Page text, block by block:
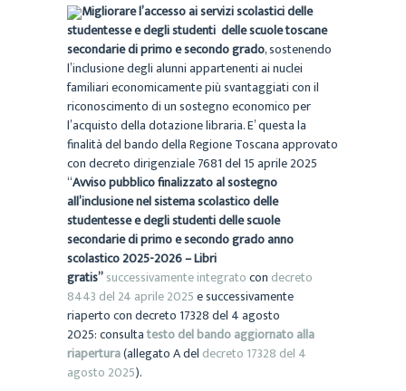
Migliorare l’accesso ai servizi scolastici delle
studentesse e degli studenti delle scuole toscane
secondarie di primo e secondo grado, sostenendo
l’inclusione degli alunni appartenenti ai nuclei
familiari economicamente più svantaggiati con il
riconoscimento di un sostegno economico per
l’acquisto della dotazione libraria. E’ questa la
finalità del bando della Regione Toscana approvato
con decreto dirigenziale 7681 del 15 aprile 2025
“Avviso pubblico finalizzato al sostegno
all’inclusione nel sistema scolastico delle
studentesse e degli studenti delle scuole
secondarie di primo e secondo grado anno
scolastico 2025-2026 – Libri
gratis”successivamente integratocon decreto
8443 del 24 aprile 2025e successivamente
riaperto con decreto 17328 del 4 agosto
2025: consultatestodel bando aggiornato alla
riapertura(allegato A del decreto 17328 del 4
agosto 2025).